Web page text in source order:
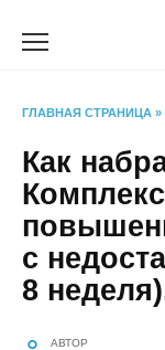
ГЛАВНАЯ СТРАНИЦА »
Как
с
8
АВТОР